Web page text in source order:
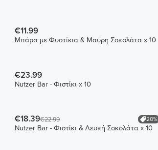
€11.99
Μπάρα με Φυστίκια & Μαύρη Σοκολάτα x 10
€23.99
Nutzer Bar - Φιστίκι x 10
€18.39€22.99 20%
Nutzer Bar - Φιστίκι & Λευκή Σοκολάτα x 10